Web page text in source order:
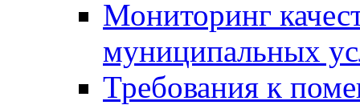
Мониторинг
муниципальных
Требования к